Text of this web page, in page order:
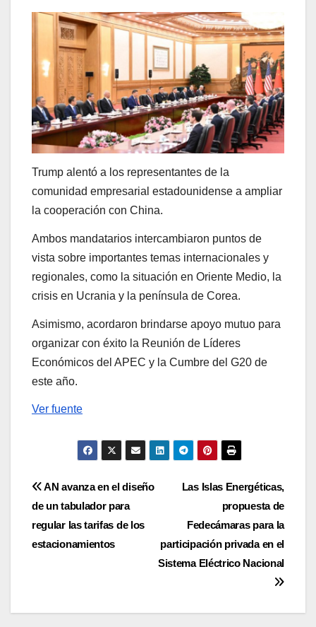
Trump alentó a los representantes de la
comunidad empresarial estadounidense a ampliar
la cooperación con China.
Ambos mandatarios intercambiaron puntos de
vista sobre importantes temas internacionales y
regionales, como la situación en Oriente Medio, la
crisis en Ucrania y la península de Corea.
Asimismo, acordaron brindarse apoyo mutuo para
organizar con éxito la Reunión de Líderes
Económicos del APEC y la Cumbre del G20 de
este año.
Ver fuente
Navegación
de
entradas
Las Islas Energéticas,
propuesta de
Fedecámaras para la
participación privada en el
Sistema Eléctrico Nacional
AN avanza en el diseño
de un tabulador para
regular las tarifas de los
estacionamientos